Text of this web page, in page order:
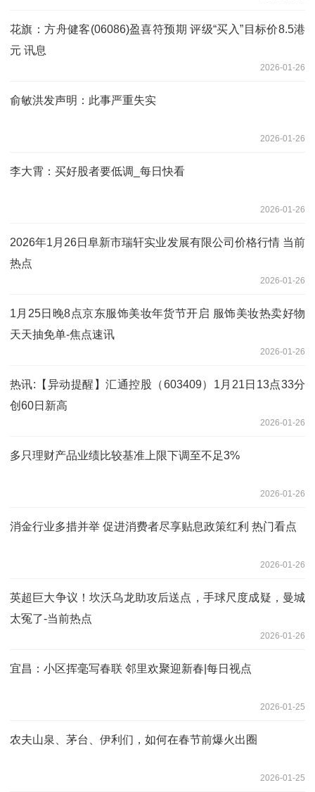
花旗：方舟健客(06086)盈喜符预期 评级“买入”目标价8.5港
元 讯息
2026-01-26
俞敏洪发声明：此事严重失实
2026-01-26
李大霄：买好股者要低调_每日快看
2026-01-26
2026年1月26日阜新市瑞轩实业发展有限公司价格行情 当前
热点
2026-01-26
1月25日晚8点京东服饰美妆年货节开启 服饰美妆热卖好物
天天抽免单-焦点速讯
2026-01-26
热讯:【异动提醒】汇通控股（603409）1月21日13点33分
创60日新高
2026-01-26
多只理财产品业绩比较基准上限下调至不足3%
2026-01-26
消金行业多措并举 促进消费者尽享贴息政策红利 热门看点
2026-01-26
英超巨大争议！坎沃乌龙助攻后送点，手球尺度成疑，曼城
太冤了-当前热点
2026-01-26
宜昌：小区挥毫写春联 邻里欢聚迎新春|每日视点
2026-01-25
农夫山泉、茅台、伊利们，如何在春节前爆火出圈
2026-01-25